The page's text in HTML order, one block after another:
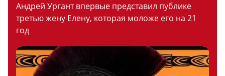
Андрей Ургант впервые представил публике
третью жену Елену, которая моложе его на 21
год